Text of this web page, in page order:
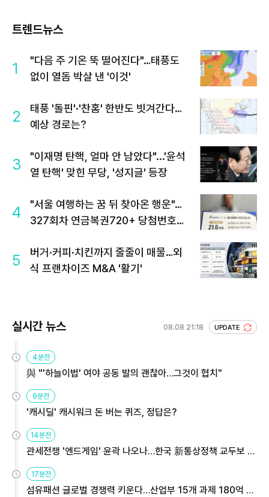
트렌드뉴스
1
"다음 주 기온 뚝 떨어진다"…태풍도
없이 열돔 박살 낸 '이것'
2
태풍 '돌핀'·'찬홈' 한반도 빗겨간다…
예상 경로는?
3
"이재명 탄핵, 얼마 안 남았다"...'윤석
열 탄핵' 맞힌 무당, '성지글' 등장
4
"서울 여행하는 꿈 뒤 찾아온 행운"…
327회차 연금복권720+ 당첨번호조
5
버거·커피·치킨까지 줄줄이 매물…외
식 프랜차이즈 M&A '활기'
실시간 뉴스 08.08 21:18 UPDATE
4분전
與 "'하늘이법' 여야 공동 발의 괜찮아…그것이 협치"
9분전
'캐시딜' 캐시워크 돈 버는 퀴즈, 정답은?
14분전
관세전쟁 '엔드게임' 윤곽 나오나…한국 新통상정책 교두보 활
용해야
17분전
섬유패션 글로벌 경쟁력 키운다…산업부 15개 과제 180억 지